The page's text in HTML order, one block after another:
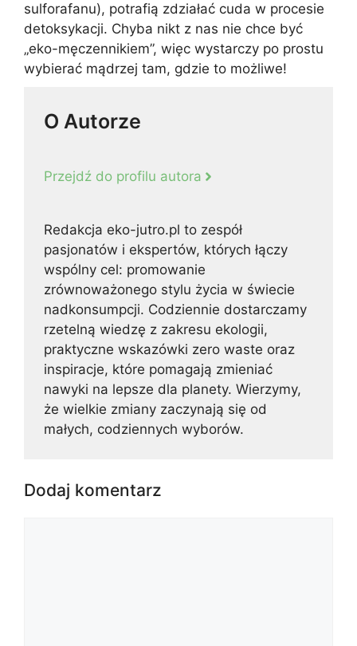
sulforafanu), potrafią zdziałać cuda w procesie
detoksykacji. Chyba nikt z nas nie chce być
„eko-męczennikiem”, więc wystarczy po prostu
wybierać mądrzej tam, gdzie to możliwe!
O Autorze
Przejdź do profilu autora
Redakcja eko-jutro.pl to zespół
pasjonatów i ekspertów, których łączy
wspólny cel: promowanie
zrównoważonego stylu życia w świecie
nadkonsumpcji. Codziennie dostarczamy
rzetelną wiedzę z zakresu ekologii,
praktyczne wskazówki zero waste oraz
inspiracje, które pomagają zmieniać
nawyki na lepsze dla planety. Wierzymy,
że wielkie zmiany zaczynają się od
małych, codziennych wyborów.
Dodaj komentarz